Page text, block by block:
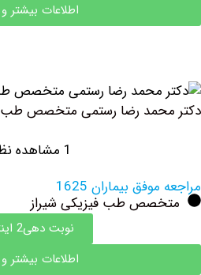
اطلاعات بیشتر و آدرس
رضا رستمی متخصص طب فیزیکی
بیماران 1625
طب فیزیکی شیراز
نوبت دهی2 اینترنتی
اطلاعات بیشتر و آدرس